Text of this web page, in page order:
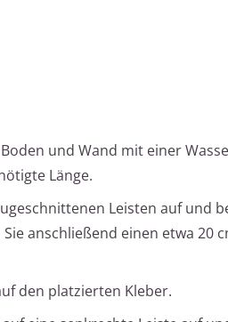
und Wand mit einer
Länge.
Leisten auf und
anschließend einen etwa 20
den platzierten Kleber.